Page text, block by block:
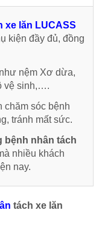
xe lăn LUCASS
kiện đầy đủ, đồng
nệm Xơ dừa,
vệ sinh,….
chăm sóc bệnh
tránh mất sức.
bệnh nhân tách
nhiều khách
nay.
tách xe lăn